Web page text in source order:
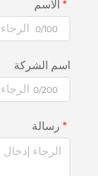
الاسم
0/100
اسم الشركة
0/200
رسالة